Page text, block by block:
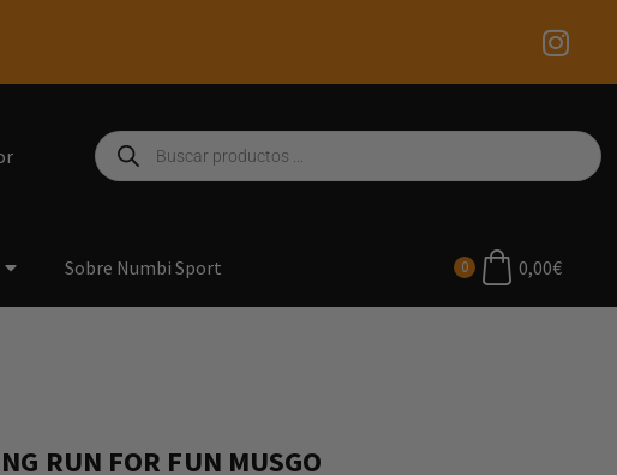
Sobre Numbi Sport 0 0,00€
RUN FOR FUN MUSGO